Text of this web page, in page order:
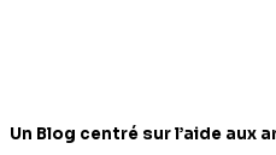
Un Blog centré sur l’aide aux